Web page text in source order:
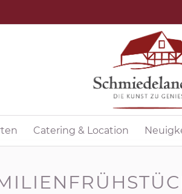
Catering & Location